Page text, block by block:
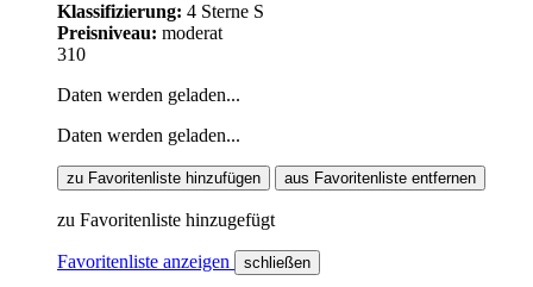
Klassifizierung: 4 Sterne S
Preisniveau: moderat
310
Daten werden geladen...
Daten werden geladen...
zu Favoritenliste hinzufügen aus Favoritenliste entfernen
zu Favoritenliste hinzugefügt
Favoritenliste anzeigen schließen